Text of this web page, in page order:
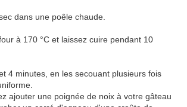
dans une poêle chaude.
à 170 °C et laissez cuire pendant 10
4 minutes, en les secouant plusieurs fois
ajouter une poignée de noix à votre gâteau